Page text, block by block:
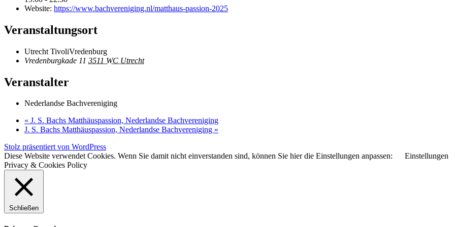
Website: https://www.bachvereniging.nl/matthaus-passion-2025
Veranstaltungsort
Utrecht TivoliVredenburg
Vredenburgkade 11 3511 WC Utrecht
Veranstalter
Nederlandse Bachvereniging
« J. S. Bachs Matthäuspassion, Nederlandse Bachvereniging
J. S. Bachs Matthäuspassion, Nederlandse Bachvereniging »
Stolz präsentiert von WordPress
Diese Website verwendet Cookies. Wenn Sie damit nicht einverstanden sind, können Sie hier die Einstellungen anpassen:
Einstellungen
Privacy & Cookies Policy
Schließen